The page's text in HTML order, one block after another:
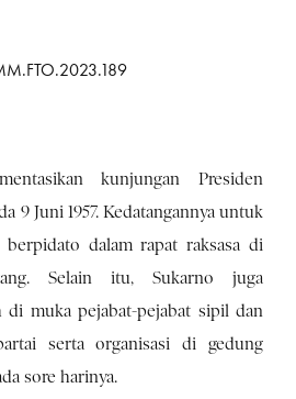
kunjungan Presiden
9 Juni 1957. Kedatangannya untuk
berpidato dalam rapat raksasa di
Selain itu, Sukarno juga
di muka pejabat-pejabat sipil dan
serta organisasi di gedung
sore harinya.